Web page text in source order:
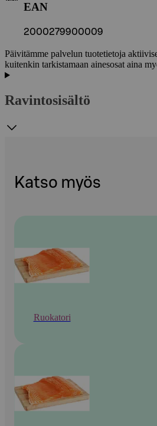
EAN
2000279900009
Päivitämme palvelun tuotetietoja
kuitenkin tarkistamaan ainesosat aina
Ravintosisältö
Katso myös
Ruokatori